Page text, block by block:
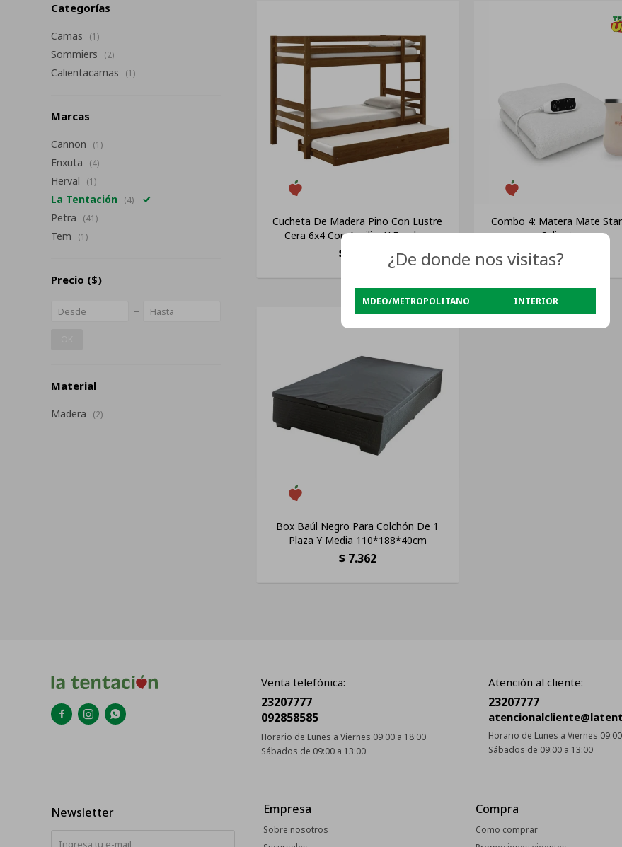
Cucheta De Madera Pino Con Lustre
Cera 6x4 Con Auxiliar Y Escalera
$
Combo 4: Matera Mate
Calientacamas
$
Box Baúl Negro Para Colchón De 1
Plaza Y Media 110*188*40cm
$ 7.362
Categorías
Camas (1)
Sommiers (2)
Calientacamas (1)
Marcas
Cannon (1)
Enxuta (4)
Herval (1)
La Tentación (4)
Petra (41)
Tem (1)
Precio ($)
Material
Madera (2)
  
Venta telefónica:
23207777
092858585
Horario de Lunes a Viernes 09:00 a 18:00
Sábados de 09:00 a 13:00
Atención al cliente:
23207777
Horario de Lunes a Viernes
Sábados de 09:00 a 13:00
Empresa
Sobre nosotros
Compra
Como comprar
Newsletter
¿De donde nos visitas?
MDEO/METROPOLITANO INTERIOR